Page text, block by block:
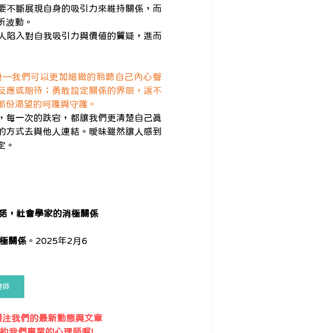
不斷展現自身的吸引力來維持關係，而
波動。
陷入對自我吸引力與價值的質疑，進而
我們可以更加細緻的聆聽自己內心聲
應或期待；勇敢設定關係的界限，這不
份渴望的呵護與守護。
每一次的跌宕，都讓我們更清楚自己真
式去與他人連結。曖昧雖然讓人感到
。
，社會學家的消極關係
關係 。2025年2月6
師
我們的最新動態與文章